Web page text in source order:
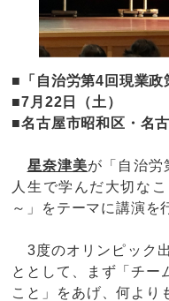
■「自治労第4回現業政
■7月22日（土）
■名古屋市昭和区・名
星奈津美が「自治労
人生で学んだ大切な
～」をテーマに講演を
3度のオリンピック
ととして、まず「チー
こと」をあげ、何より